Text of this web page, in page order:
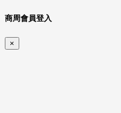
商周會員登入
×